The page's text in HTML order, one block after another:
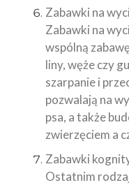
Zabawki na
Zabawki na
wspólną
liny, węże czy
szarpanie i
pozwalają na
psa, a także
zwierzęciem a
Zabawki
Ostatnim